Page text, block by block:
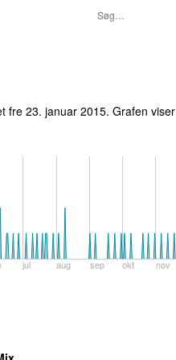
fre 23. januar 2015. Grafen viser
jul aug sep okt nov